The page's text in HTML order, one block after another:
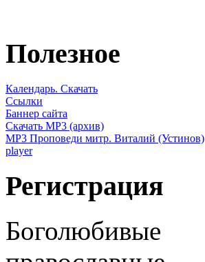
Полезное
Календарь. Скачать
Ссылки
Баннер сайта
Скачать MP3 (архив)
MP3 Проповеди митр. Виталий (Устинов)
player
Регистрация
Боголюбивые